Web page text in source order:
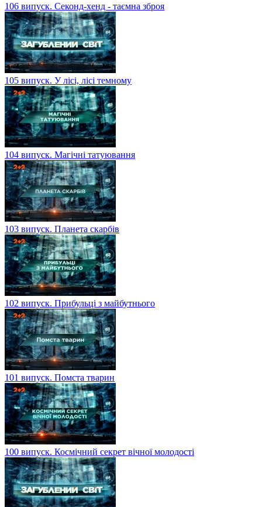
106 випуск. Секонд-хенд - таємна зброя
105 випуск. У лісі, лісі темному
104 випуск. Магічні татуювання
103 випуск. Планета скарбів
102 випуск. Прибульці з майбутнього
101 випуск. Помста тварин
100 випуск. Космічний секрет вічної молодості